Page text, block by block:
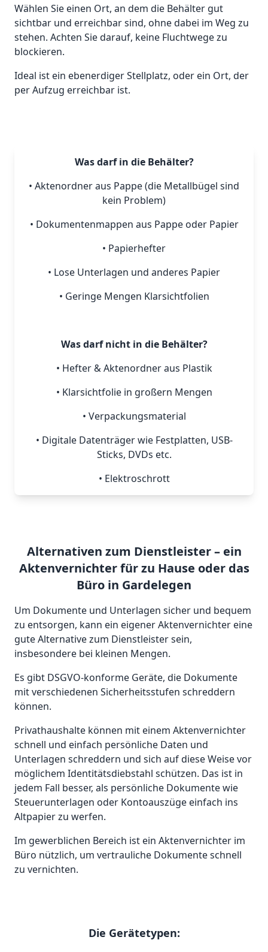
Wählen Sie einen Ort, an dem die Behälter gut
sichtbar und erreichbar sind, ohne dabei im Weg zu
stehen. Achten Sie darauf, keine Fluchtwege zu
blockieren.
Ideal ist ein ebenerdiger Stellplatz, oder ein Ort, der
per Aufzug erreichbar ist.
Was darf in die Behälter?
• Aktenordner aus Pappe (die Metallbügel sind
kein Problem)
• Dokumentenmappen aus Pappe oder Papier
• Papierhefter
• Lose Unterlagen und anderes Papier
• Geringe Mengen Klarsichtfolien
Was darf nicht in die Behälter?
• Hefter & Aktenordner aus Plastik
• Klarsichtfolie in großern Mengen
• Verpackungsmaterial
• Digitale Datenträger wie Festplatten, USB-
Sticks, DVDs etc.
• Elektroschrott
Alternativen zum Dienstleister – ein
Aktenvernichter für zu Hause oder das
Büro in Gardelegen
Um Dokumente und Unterlagen sicher und bequem
zu entsorgen, kann ein eigener Aktenvernichter eine
gute Alternative zum Dienstleister sein,
insbesondere bei kleinen Mengen.
Es gibt DSGVO-konforme Geräte, die Dokumente
mit verschiedenen Sicherheitsstufen schreddern
können.
Privathaushalte können mit einem Aktenvernichter
schnell und einfach persönliche Daten und
Unterlagen schreddern und sich auf diese Weise vor
möglichem Identitätsdiebstahl schützen. Das ist in
jedem Fall besser, als persönliche Dokumente wie
Steuerunterlagen oder Kontoauszüge einfach ins
Altpapier zu werfen.
Im gewerblichen Bereich ist ein Aktenvernichter im
Büro nützlich, um vertrauliche Dokumente schnell
zu vernichten.
Die Gerätetypen: